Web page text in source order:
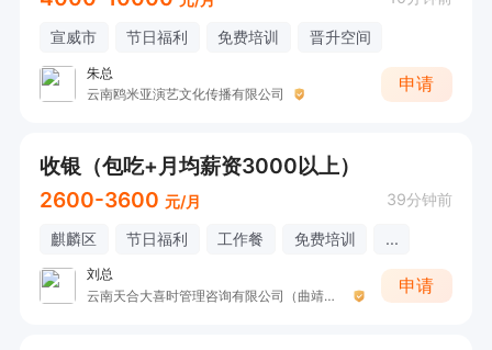
宣威市 节日福利 免费培训 晋升空间
朱总
云南鸥米亚演艺文化传播有限公司
申请
收银（包吃+月均薪资3000以上）
2600-3600 元/月 39分钟前
麒麟区 节日福利 工作餐 免费培训 ...
刘总
云南天合大喜时管理咨询有限公司（曲靖天合喜宴）
申请